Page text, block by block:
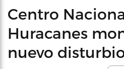
Centro
Huracanes
nuevo